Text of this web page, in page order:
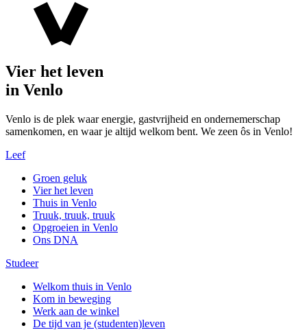
Vier het leven
in Venlo
Venlo is de plek waar energie, gastvrijheid en ondernemerschap
samenkomen, en waar je altijd welkom bent. We zeen ôs in Venlo!
Leef
Groen geluk
Vier het leven
Thuis in Venlo
Truuk, truuk, truuk
Opgroeien in Venlo
Ons DNA
Studeer
Welkom thuis in Venlo
Kom in beweging
Werk aan de winkel
De tijd van je (studenten)leven